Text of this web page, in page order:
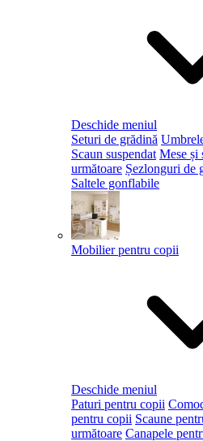
Deschide meniul
Seturi de grădină
Scaun suspendat Mese și
următoare Șezlonguri de
Saltele gonflabile
Mobilier pentru copii
Deschide meniul
Paturi pentru copii
pentru copii Scaune
următoare Canapele